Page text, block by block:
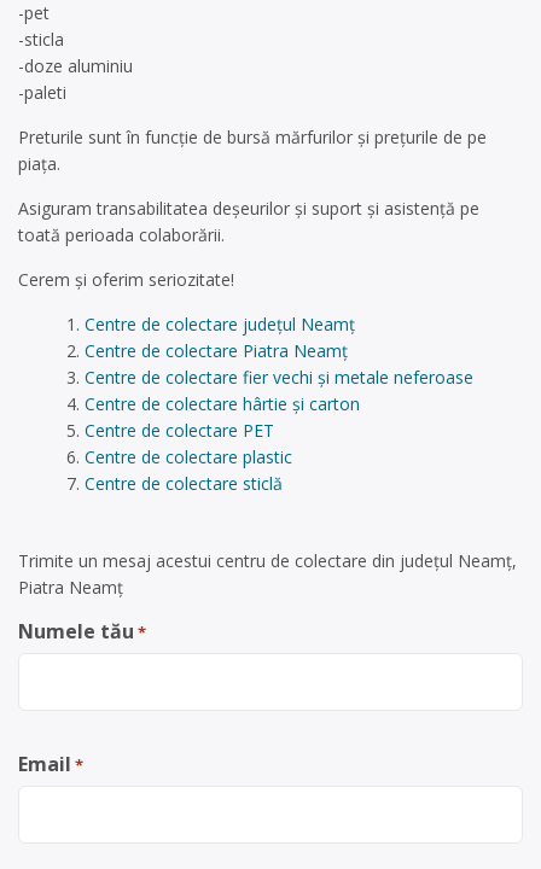
-pet
-sticla
-doze aluminiu
-paleti
Preturile sunt în funcție de bursă mărfurilor și prețurile de pe
piața.
Asiguram transabilitatea deșeurilor și suport și asistență pe
toată perioada colaborării.
Cerem și oferim seriozitate!
Centre de colectare județul Neamț
Centre de colectare Piatra Neamț
Centre de colectare fier vechi și metale neferoase
Centre de colectare hârtie și carton
Centre de colectare PET
Centre de colectare plastic
Centre de colectare sticlă
Trimite un mesaj acestui centru de colectare din județul Neamț,
Piatra Neamț
Numele tău *
Email *